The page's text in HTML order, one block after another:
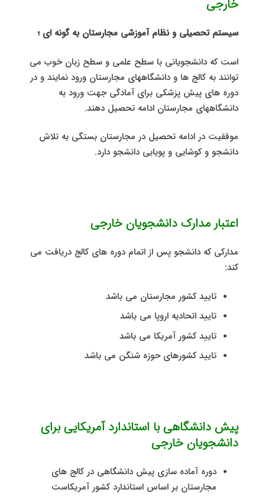
خارجی
سیستم تحصیلی و نظام آموزشی مجارستان به گونه ای ؛
است که دانشجویانی با سطح علمی و سطح زبان خوب می
توانند به کالج ها و دانشگاههای مجارستان ورود نمایند و در
دوره های پیش پزشکی برای آمادگی جهت ورود به
دانشگاههای مجارستان ادامه تحصیل دهند.
موفقیت در ادامه تحصیل در مجارستان بستگی به تلاش
دانشجو و کوشایی و پویایی دانشجو دارد.
اعتبار مدارک دانشجویان خارجی
مدارکی که دانشجو پس از اتمام دوره های کالج دریافت می
کند:
تایید کشور مجارستان می باشد
تایید اتحادیه اروپا می باشد
تایید کشور آمریکا می باشد
تایید کشورهای حوزه شنگن می باشد
پیش دانشگاهی با استاندارد آمریکایی برای
دانشجویان خارجی
دوره آماده سازی پيش دانشگاهی در کالج های
مجارستان بر اساس استاندارد کشور آمریکاست